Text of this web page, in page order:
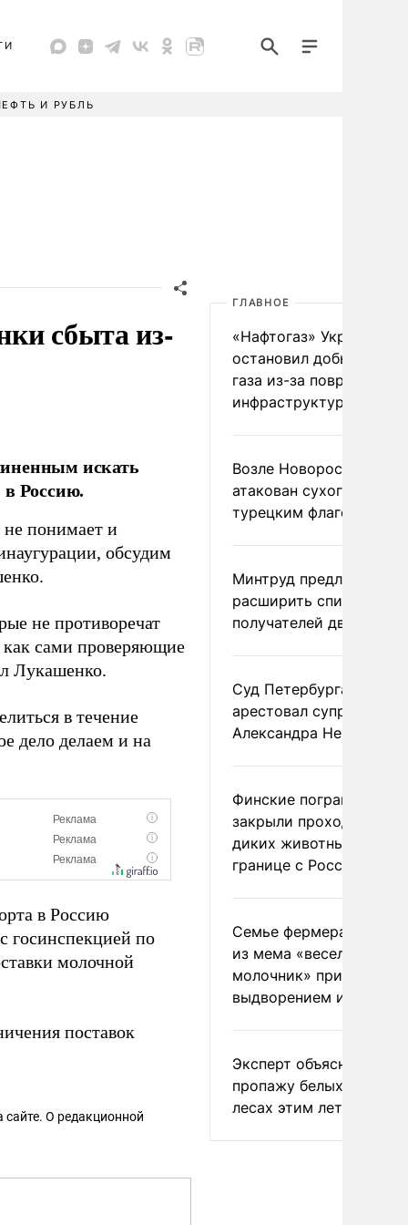
И РУБЛЬ
сбыта из-
искать
Россию.
не понимает и
обсудим
не противоречат
как сами проверяющие
Лукашенко.
в течение
дело делаем и на
в Россию
госинспекцией по
молочной
поставок
сайте. О редакционной
ГЛАВНОЕ
«Нафтогаз» Украины
остановил добычу
газа из-за повреждения
инфраструктуры
Возле Новороссийска
атакован сухогруз под
турецким флагом
Минтруд предложил
расширить список
получателей двух
Суд Петербурга заочно
арестовал супругу
Александра Невзорова
Финские пограничники
закрыли проходы для
диких животных на
границе с Россией
Семье фермера
из мема «веселый
молочник» пригрозили
выдворением из
Эксперт объяснил
пропажу белых грибов
лесах этим летом